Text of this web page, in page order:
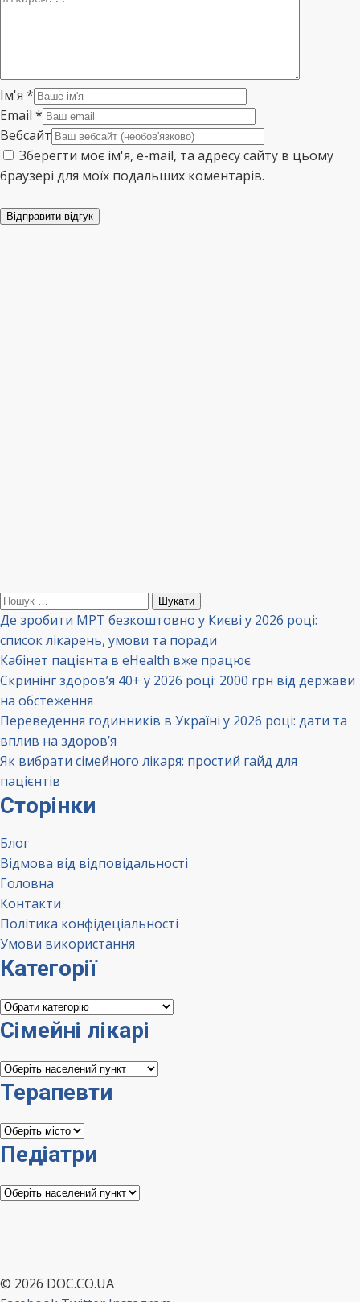
Ім'я *
Email *
Вебсайт
Зберегти моє ім'я, e-mail, та адресу сайту в цьому
браузері для моїх подальших коментарів.
Відправити відгук
Пошук:
Де зробити МРТ безкоштовно у Києві у 2026 році:
список лікарень, умови та поради
Кабінет пацієнта в eHealth вже працює
Скринінг здоров’я 40+ у 2026 році: 2000 грн від держави
на обстеження
Переведення годинників в Україні у 2026 році: дати та
вплив на здоров’я
Як вибрати сімейного лікаря: простий гайд для
пацієнтів
Сторінки
Блог
Відмова від відповідальності
Головна
Контакти
Політика конфідеціальності
Умови використання
Категорії
Категорії
Сімейні лікарі
Сімейні
лікарі
Терапевти
Терапевти
Педіатри
Педіатри
© 2026 DOC.CO.UA